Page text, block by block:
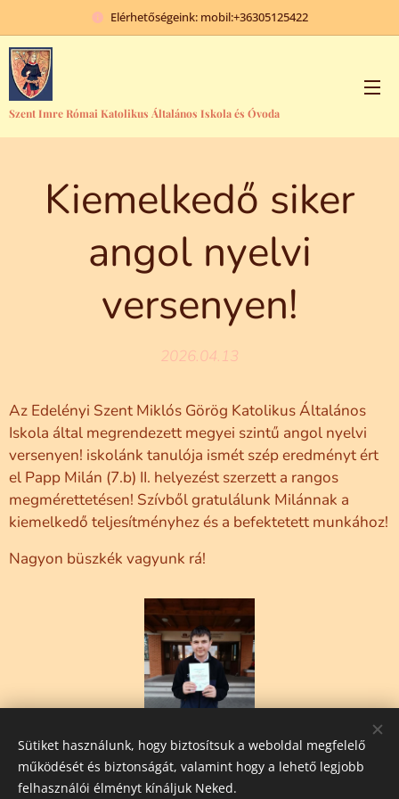
Elérhetőségeink: mobil:+36305125422
Szent Imre Római Katolikus Általános Iskola és Óvoda
Kiemelkedő siker
angol nyelvi
versenyen!
2026.04.13
Az Edelényi Szent Miklós Görög Katolikus Általános
Iskola által megrendezett megyei szintű angol nyelvi
versenyen! iskolánk tanulója ismét szép eredményt ért
el Papp Milán (7.b) II. helyezést szerzett a rangos
megmérettetésen! Szívből gratulálunk Milánnak a
kiemelkedő teljesítményhez és a befektetett munkához!
Nagyon büszkék vagyunk rá!
Share
Sütiket használunk, hogy biztosítsuk a weboldal megfelelő
működését és biztonságát, valamint hogy a lehető legjobb
felhasználói élményt kínáljuk Neked.